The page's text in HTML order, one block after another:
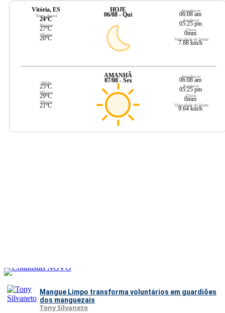
Vitória, ES
Temp. Agora
24ºC
Máxima
27ºC
Mínima
20ºC
HOJE
06/08 - Qui
Amanhecer
06:08 am
Anoitecer
05:25 pm
Chuva
0mm
Velocidade do Vento
7.88 km/h
Média
25ºC
Máxima
29ºC
Mínima
21ºC
AMANHÃ
07/08 - Sex
Amanhecer
06:08 am
Anoitecer
05:25 pm
Chuva
0mm
Velocidade do Vento
9.64 km/h
Mangue Limpo transforma voluntários em guardiões
dos manguezais
Tony Silvaneto